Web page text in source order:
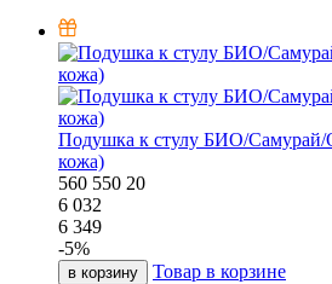
Подушка к стулу БИО/Самурай/
кожа)
560 550 20
6 032
6 349
-5%
в корзину Товар в корзине